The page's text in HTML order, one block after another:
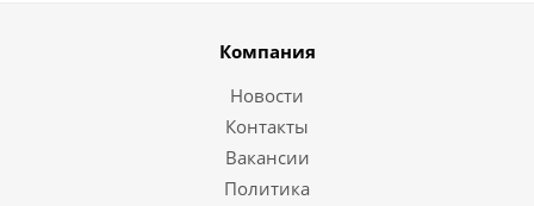
Компания
Новости
Контакты
Вакансии
Политика